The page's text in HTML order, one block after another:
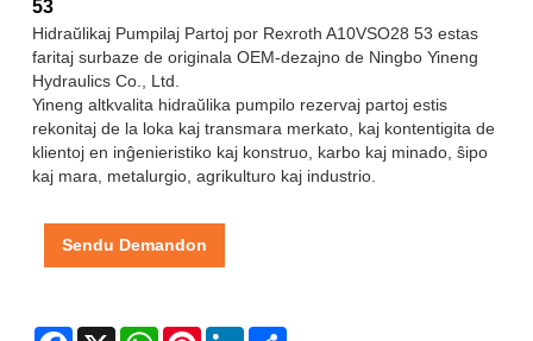
53
Hidraŭlikaj Pumpilaj Partoj por Rexroth A10VSO28 53 estas
faritaj surbaze de originala OEM-dezajno de Ningbo Yineng
Hydraulics Co., Ltd.
Yineng altkvalita hidraŭlika pumpilo rezervaj partoj estis
rekonitaj de la loka kaj transmara merkato, kaj kontentigita de
klientoj en inĝenieristiko kaj konstruo, karbo kaj minado, ŝipo
kaj mara, metalurgio, agrikulturo kaj industrio.
Sendu Demandon
Facebook
X WhatsAppPinterestLinkedIn